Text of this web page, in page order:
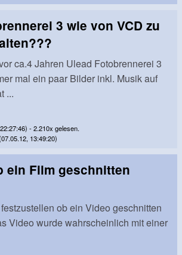
3 wie von VCD zu
ca.4 Jahren Ulead Fotobrennerei 3
mal ein paar Bilder inkl. Musik auf
...
- 2.210x gelesen.
13:49:20)
ein Film geschnitten
ob ein Video geschnitten
Video wurde wahrscheinlich mit einer